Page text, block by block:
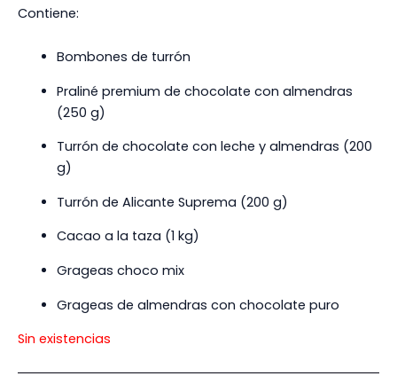
Contiene:
Bombones de turrón
Praliné premium de chocolate con almendras
(250 g)
Turrón de chocolate con leche y almendras (200
g)
Turrón de Alicante Suprema (200 g)
Cacao a la taza (1 kg)
Grageas choco mix
Grageas de almendras con chocolate puro
Sin existencias